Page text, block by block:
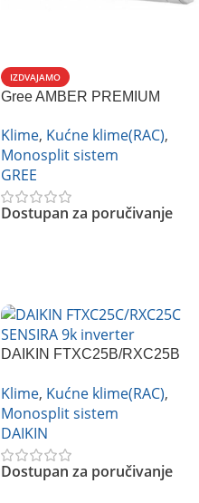
IZDVAJAMO
Gree AMBER PREMIUM
Klime, Kućne klime(RAC),
Monosplit sistem
GREE
Dostupan za poručivanje
DAIKIN FTXC25B/RXC25B
Klime, Kućne klime(RAC),
Monosplit sistem
DAIKIN
Dostupan za poručivanje